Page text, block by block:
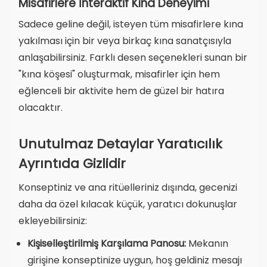
Misafirlere İnteraktif Kına Deneyimi
Sadece geline değil, isteyen tüm misafirlere kına
yakılması için bir veya birkaç kına sanatçısıyla
anlaşabilirsiniz. Farklı desen seçenekleri sunan bir
"kına köşesi" oluşturmak, misafirler için hem
eğlenceli bir aktivite hem de güzel bir hatıra
olacaktır.
Unutulmaz Detaylar Yaratıcılık
Ayrıntıda Gizlidir
Konseptiniz ve ana ritüelleriniz dışında, gecenizi
daha da özel kılacak küçük, yaratıcı dokunuşlar
ekleyebilirsiniz:
Kişiselleştirilmiş Karşılama Panosu: Mekanın
girişine konseptinize uygun, hoş geldiniz mesajı